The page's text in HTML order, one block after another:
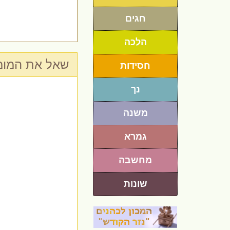
חגים
הלכה
חסידות
נך
משנה
גמרא
מחשבה
שונות
שאל את